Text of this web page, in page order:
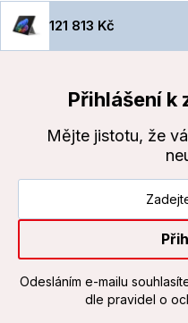
121 813 Kč
Přihlášení k
Mějte jistotu, že
Odesláním e-mailu
dle pravidel o